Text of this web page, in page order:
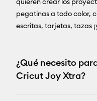
pegatinas a todo color,
escritas, tarjetas, tazas
¿Qué necesito
Cricut Joy Xtra?